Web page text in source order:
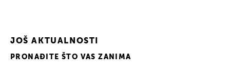
JOŠ AKTUALNOSTI
PRONAĐITE ŠTO VAS ZANIMA